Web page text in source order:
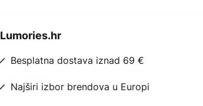
Lumories.hr
Besplatna dostava iznad 69 €
Najširi izbor brendova u Europi